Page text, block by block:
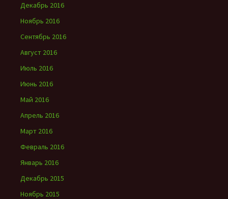
Декабрь 2016
Ноябрь 2016
Сентябрь 2016
Август 2016
Июль 2016
Июнь 2016
Май 2016
Апрель 2016
Март 2016
Февраль 2016
Январь 2016
Декабрь 2015
Ноябрь 2015